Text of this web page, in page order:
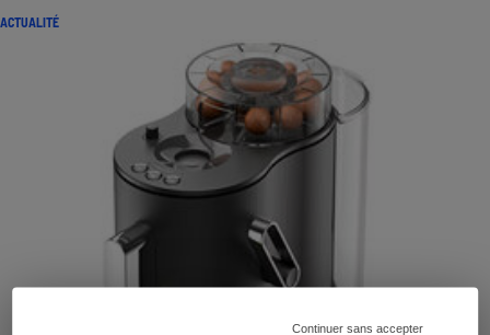
Continuer sans accepter
ACTUALITÉ